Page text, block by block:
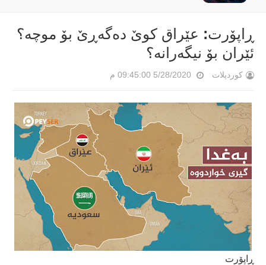
ڕاپۆرت: عێراق كوێ دەگەڕێ بۆ موچە؟
ئێران بۆ نیگەرانە؟
کوردپلات 5/28/2020 09:45:00 م
ڕاپۆرت